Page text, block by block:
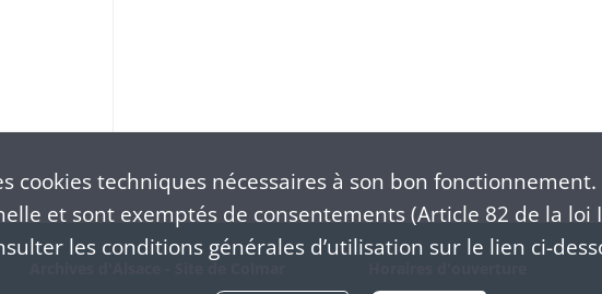
cookiestechniques nécessaires à son bon
et sont exemptés de consentements (Article 82 de la
les conditions générales d’utilisation sur le lien ci-